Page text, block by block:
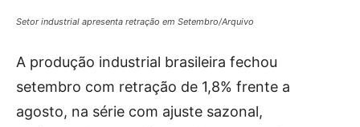
Setor industrial apresenta retração em Setembro/Arquivo
A produção industrial brasileira fechou
setembro com retração de 1,8% frente a
agosto, na série com ajuste sazonal,